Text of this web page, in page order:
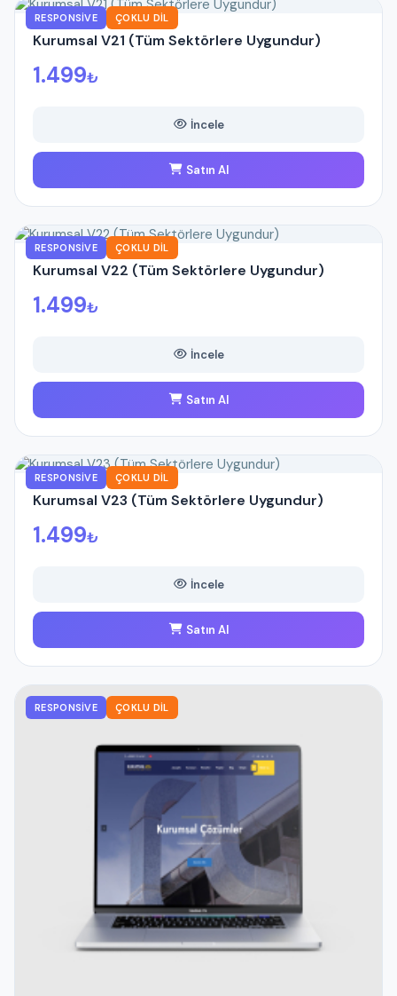
RESPONSIVE ÇOKLU DIL
Kurumsal V21 (Tüm Sektörlere Uygundur)
1.499₺
İncele
Satın Al
RESPONSIVE ÇOKLU DIL
Kurumsal V22 (Tüm Sektörlere Uygundur)
1.499₺
İncele
Satın Al
RESPONSIVE ÇOKLU DIL
Kurumsal V23 (Tüm Sektörlere Uygundur)
1.499₺
İncele
Satın Al
RESPONSIVE ÇOKLU DIL